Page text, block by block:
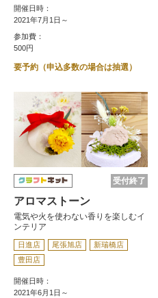
開催日時：
2021年7月1日～
参加費：
500円
要予約（申込多数の場合は抽選）
受付終了
アロマストーン
電気や火を使わない香りを楽しむイ
ンテリア
日進店 尾張旭店
新瑞橋店
豊田店
開催日時：
2021年6月1日～